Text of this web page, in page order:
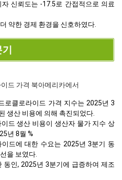
신뢰도는 -17.5로 간접적으로 의료
약한 경제 환경을 신호하였다.
드 가격 북아메리카에서
로클로라이드 가격 지수는 2025년 3
생산 비용에 의해 촉진되었다.
드 생산 비용이 생산자 물가 지수 상
년 8월 %
드에 대한 수요는 2025년 3분기 동
을 보였다.
동인, 2025년 3분기에 급증하여 제조